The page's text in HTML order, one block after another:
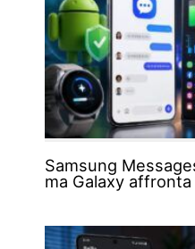
Samsung
ma Galaxy